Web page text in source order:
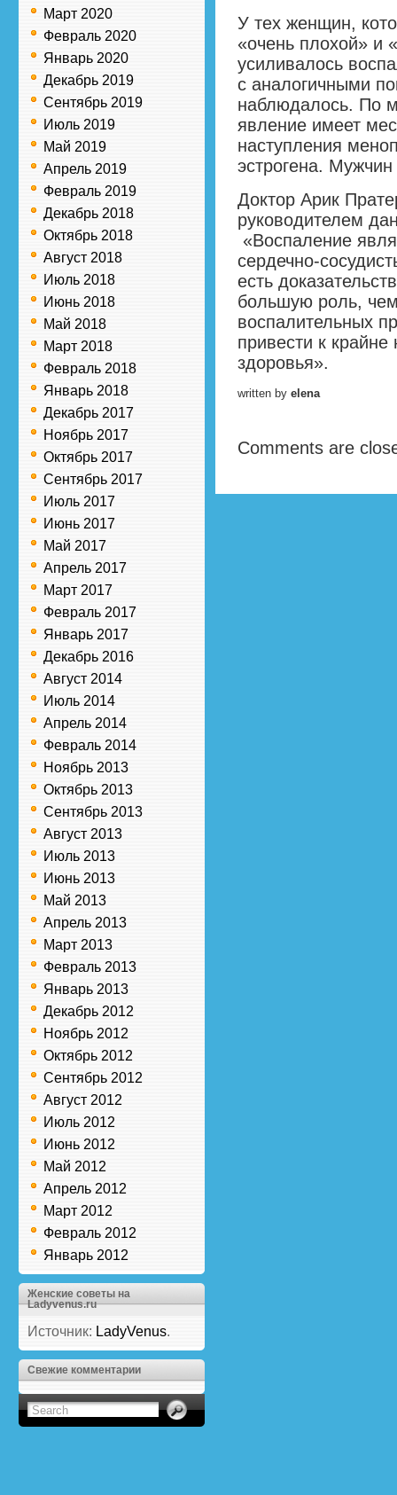
Март 2020
Февраль 2020
Январь 2020
Декабрь 2019
Сентябрь 2019
Июль 2019
Май 2019
Апрель 2019
Февраль 2019
Декабрь 2018
Октябрь 2018
Август 2018
Июль 2018
Июнь 2018
Май 2018
Март 2018
Февраль 2018
Январь 2018
Декабрь 2017
Ноябрь 2017
Октябрь 2017
Сентябрь 2017
Июль 2017
Июнь 2017
Май 2017
Апрель 2017
Март 2017
Февраль 2017
Январь 2017
Декабрь 2016
Август 2014
Июль 2014
Апрель 2014
Февраль 2014
Ноябрь 2013
Октябрь 2013
Сентябрь 2013
Август 2013
Июль 2013
Июнь 2013
Май 2013
Апрель 2013
Март 2013
Февраль 2013
Январь 2013
Декабрь 2012
Ноябрь 2012
Октябрь 2012
Сентябрь 2012
Август 2012
Июль 2012
Июнь 2012
Май 2012
Апрель 2012
Март 2012
Февраль 2012
Январь 2012
Женские советы на
Ladyvenus.ru
Источник: LadyVenus.
Свежие комментарии
У тех женщин,
«очень плохой» и
усиливалось
с аналогичными
наблюдалось. По
явление имеет
наступления
эстрогена.
Доктор Арик
руководителем
«Воспаление
сердечно-
есть
большую роль,
воспалительных
привести к
здоровья».
written by elena
Comments are